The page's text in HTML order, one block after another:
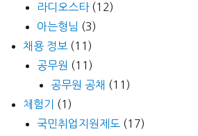
라디오스타(12)
아는형님 (3)
채용 정보 (11)
공무원 (11)
공무원 공채 (11)
체험기
(1)
국민취업지원제도 (17)